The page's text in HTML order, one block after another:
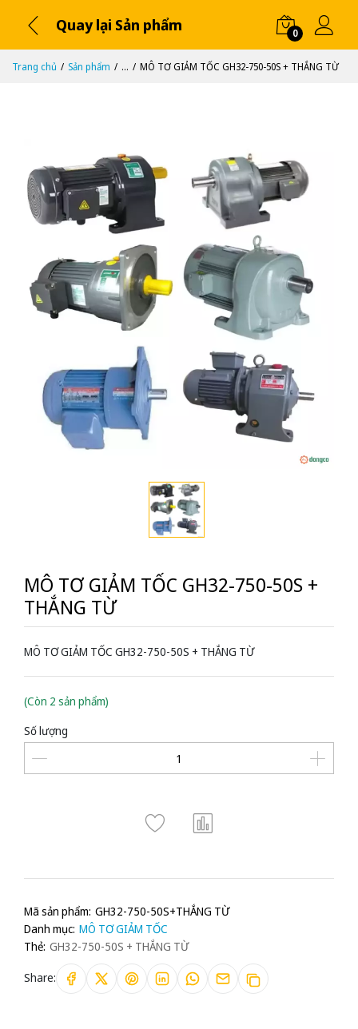
Quay lại Sản phẩm 0
Trang chủ Sản phẩm ... MÔ TƠ GIẢM TỐC GH32-750-50S + THẮNG TỪ
MÔ TƠ GIẢM TỐC GH32-750-50S +
THẮNG TỪ
MÔ TƠ GIẢM TỐC GH32-750-50S + THẮNG TỪ
(Còn 2 sản phẩm)
Số lượng
Mã sản phẩm: GH32-750-50S+THẮNG TỪ
Danh mục: MÔ TƠ GIẢM TỐC
Thẻ: GH32-750-50S + THẮNG TỪ
Share: